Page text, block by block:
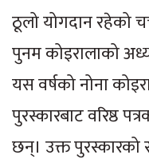
ठूलो योगदान रहेको
पुनम कोइरालाको
यस वर्षको नोना
पुरस्कारबाट वरिष्ठ
छन्। उक्त पुरस्कारको